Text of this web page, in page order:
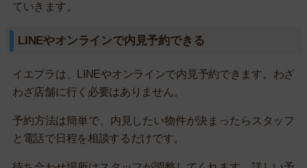
ていきます。
LINEやオンラインで内見予約できる
イエプラは、LINEやオンラインで内見予約できます。わざ
わざ店舗に行く必要はありません。
予約方法は簡単で、内見したい物件が決まったらスタッフ
と電話で日程を相談するだけです。